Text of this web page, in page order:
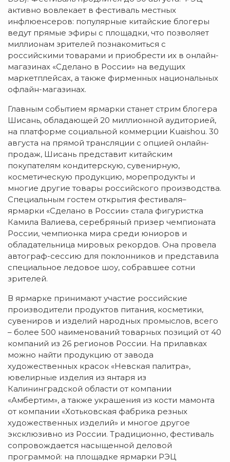
активно вовлекает в фестиваль местных
инфлюенсеров: популярные китайские блогеры
ведут прямые эфиры с площадки, что позволяет
миллионам зрителей познакомиться с
российскими товарами и приобрести их в онлайн-
магазинах «Сделано в России» на ведущих
маркетплейсах, а также фирменных национальных
офлайн-магазинах.
Главным событием ярмарки станет стрим блогера
Шисань, обладающей 20 миллионной аудиторией,
на платформе социальной коммерции Kuaishou. 30
августа на прямой трансляции с опцией онлайн-
продаж, Шисань представит китайским
покупателям кондитерскую, сувенирную,
косметическую продукцию, морепродукты и
многие другие товары российского производства.
Специальным гостем открытия фестиваля–
ярмарки «Сделано в России» стала фигуристка
Камила Валиева, серебряный призер чемпионата
России, чемпионка мира среди юниоров и
обладательница мировых рекордов. Она провела
автограф-сессию для поклонников и представила
специальное ледовое шоу, собравшее сотни
зрителей.
В ярмарке принимают участие российские
производители продуктов питания, косметики,
сувениров и изделий народных промыслов, всего
– более 500 наименований товарных позиций от 40
компаний из 26 регионов России. На прилавках
можно найти продукцию от завода
художественных красок «Невская палитра»,
ювелирные изделия из янтаря из
Калининградской области от компании
«Амбертим», а также украшения из кости мамонта
от компании «Хотьковская фабрика резных
художественных изделий» и многое другое
эксклюзивно из России. Традиционно, фестиваль
сопровождается насыщенной деловой
программой: на площадке ярмарки РЭЦ